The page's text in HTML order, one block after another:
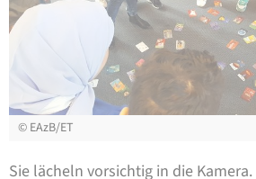
© EAzB/ET
Sie lächeln vorsichtig in die